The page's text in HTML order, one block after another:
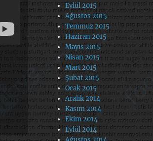
Eylül 2015
Ağustos 2015
Temmuz 2015
Haziran 2015
Mayıs 2015
Nisan 2015
Mart 2015
Şubat 2015
Ocak 2015
Aralık 2014
Kasım 2014
Ekim 2014
Eylül 2014